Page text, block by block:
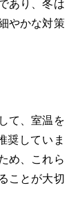
あり、冬は
やかな対策
て、室温を
奨していま
め、これら
ことが大切